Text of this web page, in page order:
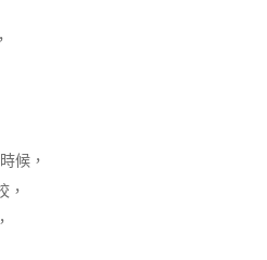
候，
，